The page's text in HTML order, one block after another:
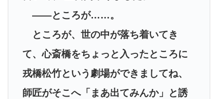
――ところが……。
ところが、世の中が落ち着いてき
て、心斎橋をちょっと入ったところに
戎橋松竹という劇場ができましてね、
師匠がそこへ「まあ出てみんか」と誘